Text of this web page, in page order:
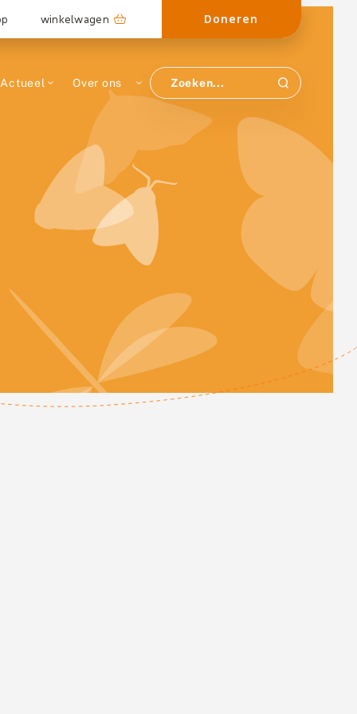
winkelwagen Doneren
Actueel Over ons